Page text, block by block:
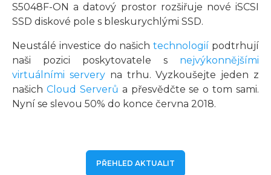
S5048F-ON a datový prostor rozšiřuje nové iSCSI
SSD diskové pole s bleskurychlými SSD.
Neustálé investice do našichtechnologií podtrhují
naši pozici poskytovatele s nejvýkonnějšími
virtuálními serveryna trhu. Vyzkoušejte jeden z
našich Cloud Serverů a přesvědčte se o tom sami.
Nyní se slevou 50% do konce června 2018.
PŘEHLED AKTUALIT